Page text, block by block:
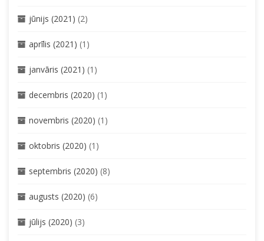
jūnijs (2021) (2)
aprīlis (2021) (1)
janvāris (2021) (1)
decembris (2020) (1)
novembris (2020) (1)
oktobris (2020) (1)
septembris (2020) (8)
augusts (2020) (6)
jūlijs (2020) (3)